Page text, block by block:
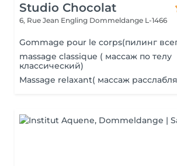
Studio Chocolat
6, Rue Jean Engling Dommeldange L-1466
Gommage pour le corps(пилинг
massage classique ( массаж по телу
классический)
Massage relaxant( массаж